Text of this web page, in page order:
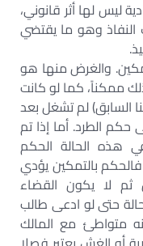
ليس لها أثر قانوني،
وهو ما يقتضي
والغرض منها هو
ممكناً، كما لو كانت
السابق) لم تشغل بعد
الطرد. أما إذا تم
هذه الحالة الحكم
بالتمكين يؤدي
لا يكون القضاء
حتى لو ادعى طالب
متواطئ مع المالك